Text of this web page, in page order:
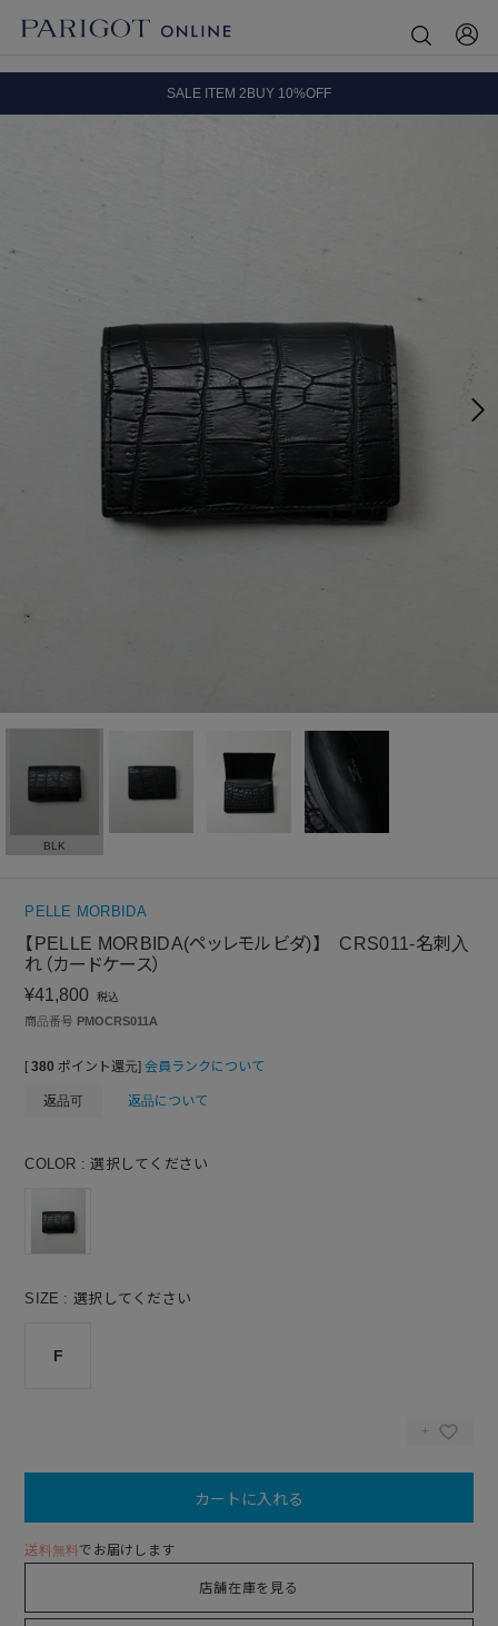
SALE ITEM 2BUY 10%OFF
BLK
PELLE MORBIDA
【PELLE MORBIDA(ペッレモルビダ)】 CRS011-名刺入
れ（カードケース）
¥41,800 税込
商品番号 PMOCRS011A
[ 380 ポイント還元] 会員ランクについて
返品可 返品について
COLOR 選択してください
SIZE 選択してください
F
カートに入れる
送料無料でお届けします
店舗在庫を見る